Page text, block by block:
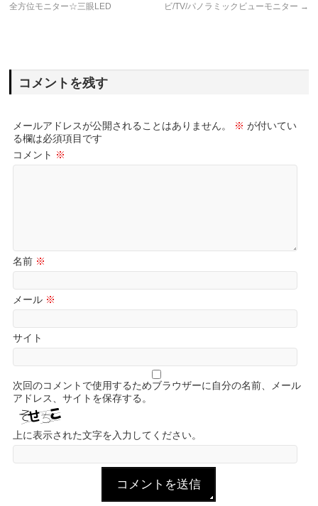
全方位モニター☆三眼LED
ビ/TV/パノラミックビューモニター →
コメントを残す
メールアドレスが公開されることはありません。 ※ が付いてい
る欄は必須項目です
コメント ※
名前 ※
メール ※
サイト
次回のコメントで使用するためブラウザーに自分の名前、メール
アドレス、サイトを保存する。
上に表示された文字を入力してください。